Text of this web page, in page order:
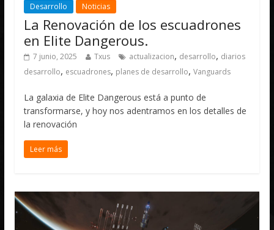
Desarrollo Noticias
La Renovación de los escuadrones
en Elite Dangerous.
7 junio, 2025 Txus actualizacion, desarrollo, diarios
desarrollo, escuadrones, planes de desarrollo,Vanguards
La galaxia de Elite Dangerous está a punto de
transformarse, y hoy nos adentramos en los detalles de
la renovación
Leer más